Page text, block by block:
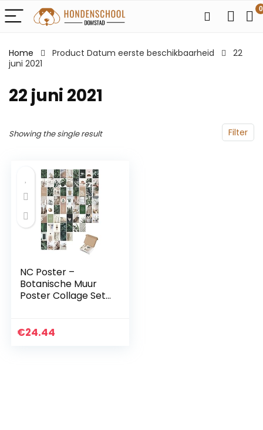
0
Home Product Datum eerste beschikbaarheid
22
juni 2021
22 juni 2021
Filter
Showing the single result
NC Poster –
Botanische Muur
Poster Collage Set
Botanische Thema
€24.44